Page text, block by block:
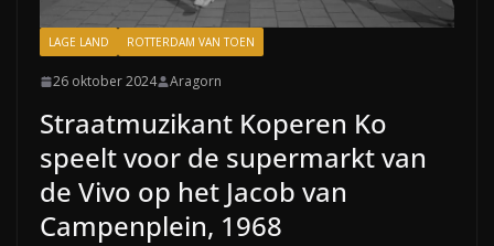
LAGE LAND ROTTERDAM VAN TOEN
26 oktober 2024 Aragorn
Straatmuzikant Koperen Ko
speelt voor de supermarkt van
de Vivo op het Jacob van
Campenplein, 1968